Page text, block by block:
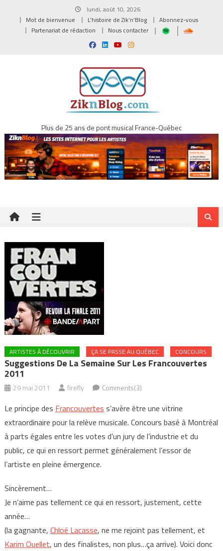
lundi, août 10, 2026
Mot de bienvenue
L’histoire de Zik’n’Blog
Abonnez-vous
Partenariat de rédaction
Nous contacter
Plus de 25 ans de pont musical France-Québec
ARTISTES À DÉCOUVRIR ÇA SE PASSE AU QUÉBEC CONCOURS
Suggestions De La Semaine Sur Les Francouvertes
2011
29 mai 2011 firefly Comments(3)
Le principe des Francouvertes s’avère être une vitrine
extraordinaire pour la relève musicale. Concours basé à Montréal
à parts égales entre les votes d’un jury de l’industrie et du
public, ce qui en ressort permet généralement l’essor de
l’artiste en pleine émergence.
Sincèrement…
Je n’aime pas tellement ce qui en ressort, justement, cette
année…
(la gagnante, Chloé Lacasse, ne me rejoint pas tellement, et
Karim Ouellet, un des finalistes, non plus…ça arrive). Voici donc